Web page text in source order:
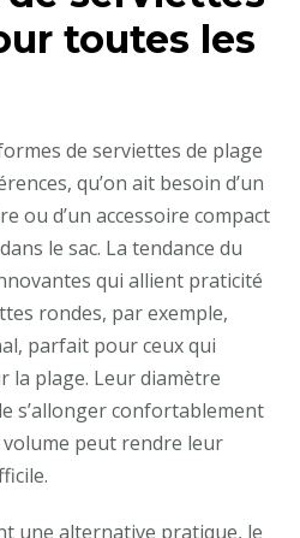
toutes les
de serviettes de plage
qu’on ait besoin d’un
ou d’un accessoire compact
le sac. La tendance du
qui allient praticité
rondes, par exemple,
parfait pour ceux qui
la plage. Leur diamètre
s’allonger confortablement
peut rendre leur
une alternative pratique, le